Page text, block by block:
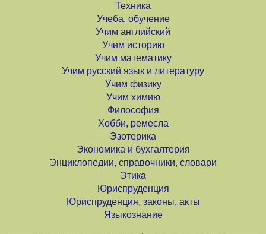
Техника
Учеба, обучение
Учим английский
Учим историю
Учим математику
Учим русский язык и литературу
Учим физику
Учим химию
Философия
Хобби, ремесла
Эзотерика
Экономика и бухгалтерия
Энциклопедии, справочники, словари
Этика
Юриспруденция
Юриспруденция, законы, акты
Языкознание